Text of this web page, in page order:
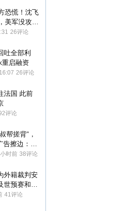
恐慌！沈飞
美军没攻克
26评论
吐全部利
启融资
26评论
法国 此前
评论
帮搓背”，
擦边：视
化内容管理
时前 38评论
外籍裁判安
预赛和奥
应
41评论